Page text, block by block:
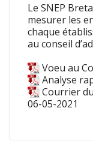
Le SNEP
mesurer les
chaque
au conseil
Voeu au
Analyse
Courrier
06-05-2021